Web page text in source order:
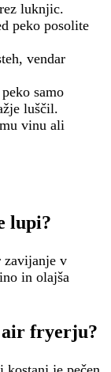
luknjic.
peko posolite
vendar
samo
luščil.
vinu ali
lupi?
zavijanje v
in olajša
air fryerju?